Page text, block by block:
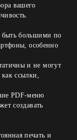
вашего
большими по
особенно
и не могут
как ссылки,
PDF-меню
создавать
печать и